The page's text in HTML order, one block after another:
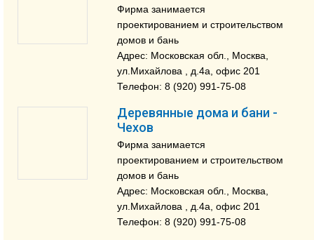
Фирма занимается
проектированием и строительством
домов и бань
Адрес: Московская обл., Москва,
ул.Михайлова , д.4a, офис 201
Телефон: 8 (920) 991-75-08
Деревянные дома и бани -
Чехов
Фирма занимается
проектированием и строительством
домов и бань
Адрес: Московская обл., Москва,
ул.Михайлова , д.4a, офис 201
Телефон: 8 (920) 991-75-08